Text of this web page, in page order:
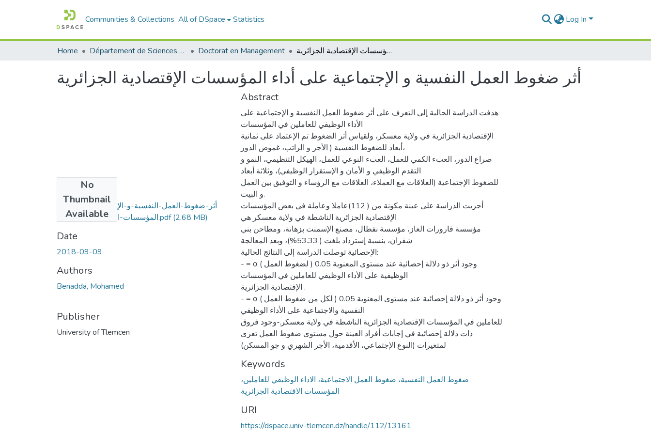
Communities & Collections All of DSpace Statistics Log In
Home Département de Sciences Commerciales Doctorat en Management أثر ضغوط العمل النفسية و الإجتماعية على أداء المؤسسات الإقتصادية الجزائرية
أثر ضغوط العمل النفسية و الإجتماعية على أداء المؤسسات الإقتصادية الجزائرية
No
Thumbnail
Available
أثر-ضغوط-العمل-النفسية-و-الإجتماعية-على-أداء-
المؤسسات-الإقتصادية-الجزائرية.pdf(2.68 MB)
Date
2018-09-09
Authors
Benadda, Mohamed
Publisher
University of Tlemcen
Abstract
هدفت الدراسة الحالية إلى التعرف على أثر ضغوط العمل النفسية و الإجتماعية على
الأداء الوظيفي للعاملين في المؤسسات
الإقتصادية الجزائرية في ولاية معسكر، ولقياس أثر الضغوط تم الإعتماد على ثمانية
أبعاد للضغوط النفسية ( الأجر و الراتب، غموض الدور،
صراع الدور، العبء الكمي للعمل، العبء النوعي للعمل، الهيكل التنظيمي، النمو و
التقدم الوظيفي و الأمان و الإستقرار الوظيفي)، وثلاثة أبعاد
للضغوط الإجتماعية (العلاقات مع العملاء، العلاقات مع الرؤساء و التوفيق بين العمل
و البيت.
أجريت الدراسة على عينة مكونة من ( 112)عاملا وعاملة في بعض المؤسسات
الإقتصادية الجزائرية الناشطة في ولاية معسكر هي
مؤسسة قارورات الغاز، مؤسسة نفطال، مصنع الإسمنت بزهانة، ومطاحن بني
شقران، بنسبة إسترداد بلغت ( 53.33%)، وبعد المعالجة
الإحصائية ثوصلت الدراسة إلى النتائج الحالية:
- = α ( وجود أثر ذو دلالة إحصائية عند مستوى المعنوية 0.05 ( لضغوط العمل
الوظيفية على الأداء الوظيفي للعاملين في المؤسسات
الإقتصادية الجزائرية .
- = α ( وجود أثر ذو دلالة إحصائية عند مستوى المعنوية 0.05 ( لكل من ضغوط العمل
النفسية والاجتماعية على الأداء الوظيفي
للعاملين في المؤسسات الإقتصادية الجزائرية الناشطة في ولاية معسكر.-وجود فروق
ذات دلالة إحصائية في إجابات أفراد العينة حول مستوى ضغوط العمل تعزى
لمتغيرات (النوع الإجتماعي، الأقدمية، الأجر الشهري و جو المسكن)
Keywords
ضغوط العمل النفسية، ضغوط العمل الاجتماعية، الاداء الوظيفي للعاملين،
المؤسسات الاقتصادية الجزائرية
URI
https://dspace.univ-tlemcen.dz/handle/112/13161